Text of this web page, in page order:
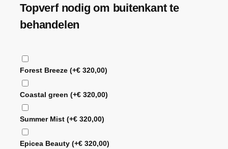
Topverf nodig om buitenkant te
behandelen
Forest Breeze(+€ 320,00)
Coastal green(+€ 320,00)
Summer Mist(+€ 320,00)
Epicea Beauty(+€ 320,00)